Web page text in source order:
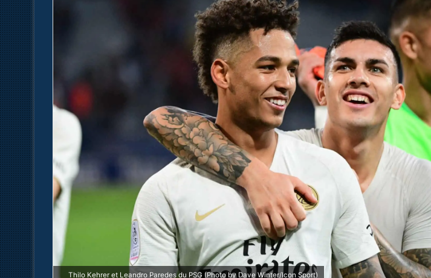
Thilo Kehrer et Leandro Paredes du PSG (Photo by Dave Winter/Icon Sport)